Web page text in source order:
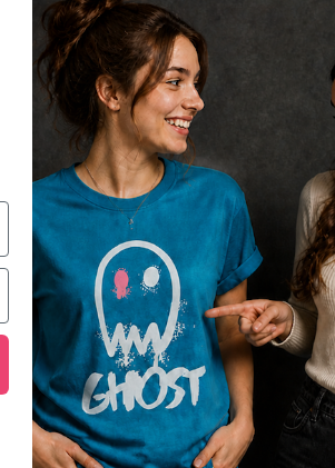
IN DEN WARENKORB
Toner kaufen
Magenta Toner HP
179,00€
i